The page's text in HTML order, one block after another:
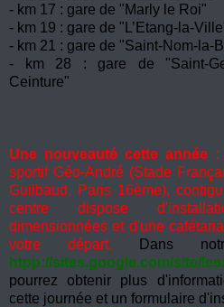
- km 17 : gare de "Marly le Roi"
- km 19 : gare de "L’Etang-la-
- km 21 : gare de "Saint-Nom-la-
- km 28 : gare de "Saint-
Ceinture"
Une nouveauté cette année :
sportif Géo-André (Stade
Guilbaud, Paris 16ème),
centre dispose
dimensionnées et d'une
votre départ. Dans
htpp://sites.google.com/site/
pourrez obtenir plus
cette journée et un formulaire